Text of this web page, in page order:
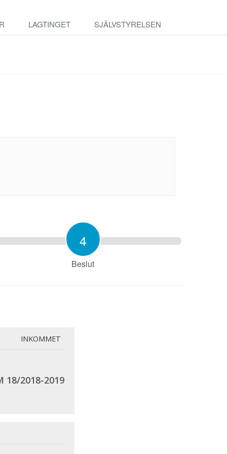
LAGTINGET SJÄLVSTYRELSEN
4
Beslut
INKOMMET
18/2018-2019